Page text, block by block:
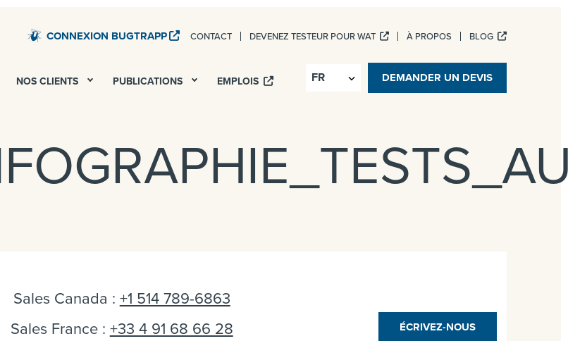
CONNEXION BUGTRAPP CONTACT DEVENEZ TESTEUR POUR WAT À PROPOS BLOG
NOS CLIENTS PUBLICATIONS EMPLOIS DEMANDER UN DEVIS
Sales Canada : +1 514 789-6863
Sales France : +33 4 91 68 66 28 ÉCRIVEZ-NOUS